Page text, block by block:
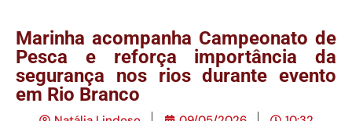
Marinha acompanha Campeonato de
Pesca e reforça importância da
segurança nos rios durante evento
em Rio Branco